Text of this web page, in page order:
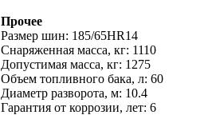
Прочее
Размер шин: 185/65HR14
Снаряженная масса, кг: 1110
Допустимая масса, кг: 1275
Объем топливного бака, л: 60
Диаметр разворота, м: 10.4
Гарантия от коррозии, лет: 6